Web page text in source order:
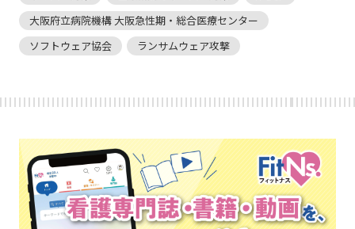
大阪府立病院機構 大阪急性期・総合医療センター
ソフトウェア協会
ランサムウェア攻撃